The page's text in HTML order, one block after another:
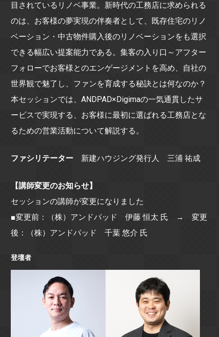
目されているリノベ事業。新時代の工務店に求められる
のは、お客様の夢実現の伴奏者として、既存住宅のリノ
ベーション・中古物件購入後のリノベーションをも選択
できる幅広い提案能力である。集客の入り口～アフター
フォローでお客様とのエンゲージメントを高め、自社の
世界観で魅了し、ファンを育成する秘訣とは何なのか？
本セッションでは、ANDPAD×Digimaの一気通貫したサ
ービスで実現する、お客様に最初に選ばれる工務店とな
るための営業活動について解説する。
ファシリテーター 新建ハウジング発行人 三浦 祐成
【講師変更のお知らせ】
セッションの講師が変更になりました
■変更前：（株）アンドパッド 伊藤 恒太 氏 → 変更
後：（株）アンドパッド 千葉 悠介 氏
登壇者